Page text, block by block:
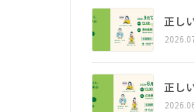
正し
正し